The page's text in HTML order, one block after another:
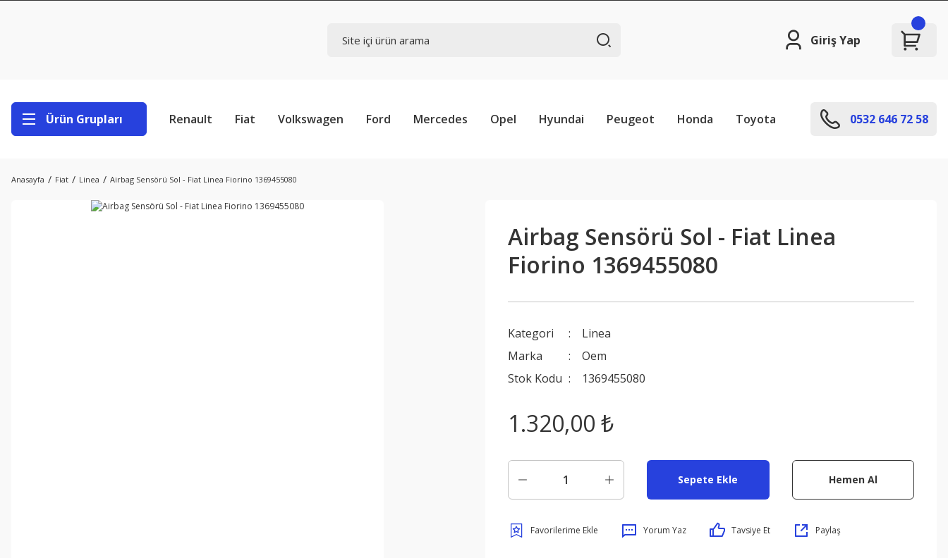
Giriş Yap
Ürün Grupları Renault Fiat Volkswagen Ford Mercedes Opel Hyundai Peugeot Honda Toyota 0532 646 72 58
Anasayfa Fiat Linea Airbag Sensörü Sol - Fiat Linea Fiorino 1369455080
Airbag Sensörü Sol - Fiat Linea
Fiorino 1369455080
Kategori
Linea
Marka
Oem
Stok Kodu
1369455080
1.320,00 ₺
Sepete Ekle Hemen Al
Yorum Yaz Tavsiye Et Paylaş